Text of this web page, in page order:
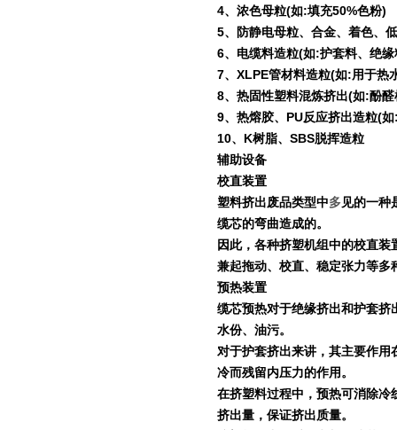
4、浓色母粒(如:填充50%色粉)
5、防静电母粒、合金、着色、
6、电缆料造粒(如:护套料、绝缘
7、 XLPE管材料造粒(如:用于热
8、热固性塑料混炼挤出(如:酚醛
9、热熔胶、 PU反应挤出造粒(如
10、 K树脂、 SBS脱挥造粒
辅助设备
校直装置
塑料挤出废品类型中多见的一种
缆芯的弯曲造成的。
因此，各种挤塑机组中的校直
兼起拖动、校直、稳定张力等多
预热装置
缆芯预热对于绝缘挤出和护套挤
水份、油污。
对于护套挤出来讲，其主要作
冷而残留内压力的作用。
在挤塑料过程中，预热可消除
挤出量，保证挤出质量。